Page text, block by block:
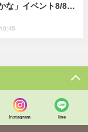
な」イベント8/8…
Instagram line